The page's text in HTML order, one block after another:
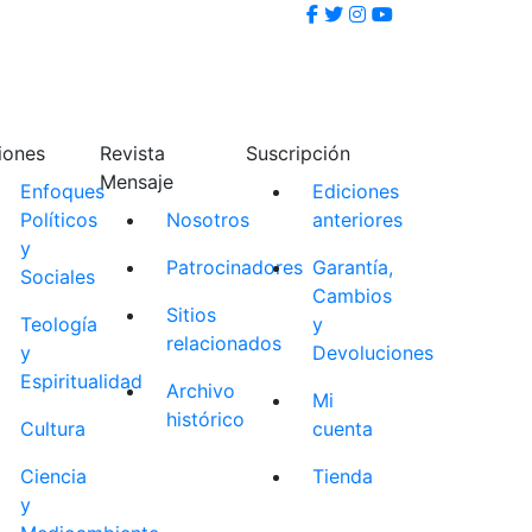
Enfoques
Políticos
y
Sociales
Teología
y
Espiritualidad
Cultura
Ciencia
y
Revista
Mensaje
Nosotros
Patrocinadores
Sitios
relacionados
Archivo
histórico
Suscripción
Ediciones
anteriores
Garantía,
Cambios
y
Devoluciones
Mi
cuenta
Tienda